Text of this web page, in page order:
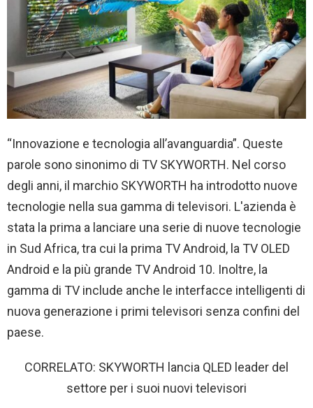
“Innovazione e tecnologia all’avanguardia”. Queste
parole sono sinonimo di TV SKYWORTH. Nel corso
degli anni, il marchio SKYWORTH ha introdotto nuove
tecnologie nella sua gamma di televisori. L'azienda è
stata la prima a lanciare una serie di nuove tecnologie
in Sud Africa, tra cui la prima TV Android, la TV OLED
Android e la più grande TV Android 10. Inoltre, la
gamma di TV include anche le interfacce intelligenti di
nuova generazione i primi televisori senza confini del
paese.
CORRELATO: SKYWORTH lancia QLED leader del
settore per i suoi nuovi televisori